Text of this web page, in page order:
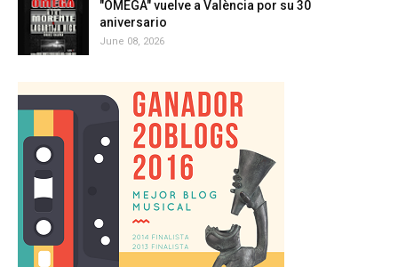
"OMEGA" vuelve a València por su 30
aniversario
June 08, 2026